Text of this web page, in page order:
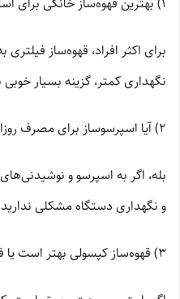
برای اکثر افراد، قهوه‌ساز
نگهداری کمتر، گزینه بسیار
2) آیا اسپرسوساز برای مصرف روزانه مناسب است؟
بله، اگر به اسپرسو و
و نگهداری دستگاه مشکلی
3) قهوه‌ساز کپسولی بهتر است یا فیلتری؟